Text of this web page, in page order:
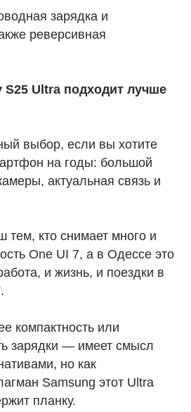
зарядка и
реверсивная
S25 Ultra подходит лучше
выбор, если вы хотите
на годы: большой
актуальная связь и
тем, кто снимает много и
One UI 7, а в Одессе это
и жизнь, и поездки в
компактность или
зарядки — имеет смысл
но как
Samsung этот Ultra
планку.